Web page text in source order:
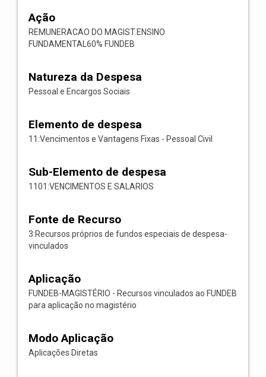
Ação
REMUNERACAO DO MAGIST.ENSINO
FUNDAMENTAL60% FUNDEB
Natureza da Despesa
Pessoal e Encargos Sociais
Elemento de despesa
11:Vencimentos e Vantagens Fixas - Pessoal Civil
Sub-Elemento de despesa
1101:VENCIMENTOS E SALARIOS
Fonte de Recurso
3:Recursos próprios de fundos especiais de despesa-
vinculados
Aplicação
FUNDEB-MAGISTÉRIO - Recursos vinculados ao FUNDEB
para aplicação no magistério
Modo Aplicação
Aplicações Diretas